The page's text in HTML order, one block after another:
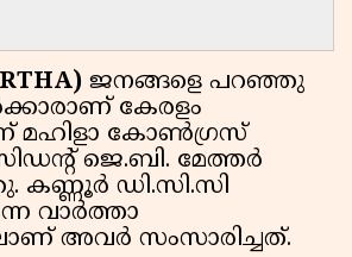
ജനങ്ങളെ പറഞ്ഞു
കേരളം
മഹിളാ കോൺഗ്രസ്
ജെ.ബി. മേത്തർ
കണ്ണൂർ ഡി.സി.സി
വാർത്താ
അവർ സംസാരിച്ചത്.